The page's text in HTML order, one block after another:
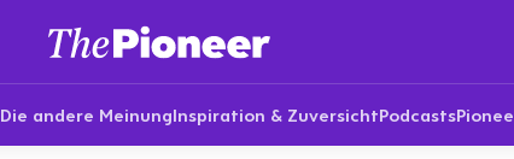
Die andere MeinungInspiration & ZuversichtPodcasts